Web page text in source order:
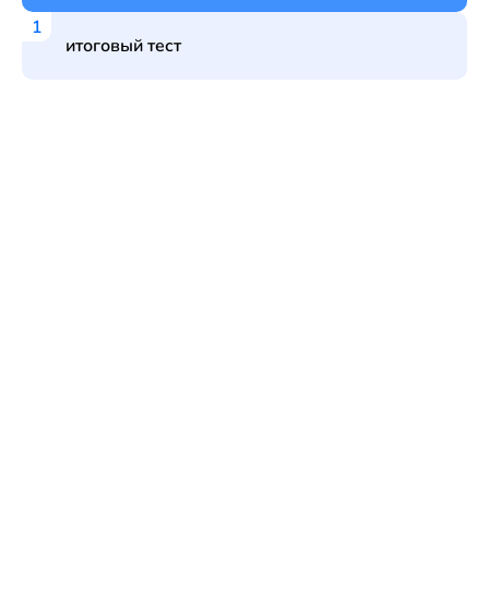
итоговый тест